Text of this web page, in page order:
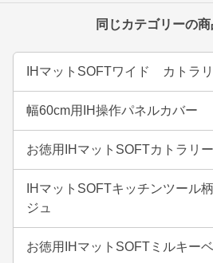
同じカテゴリーの
IHマットSOFTワイド カトラ
幅60cm用IH操作パネルカバー
お徳用IHマットSOFTカトラリ
IHマットSOFTキッチンツール
ジュ
お徳用IHマットSOFTミルキー